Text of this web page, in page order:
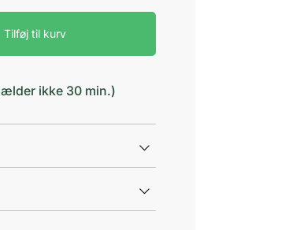
Tilføj til kurv
ikke 30 min.)